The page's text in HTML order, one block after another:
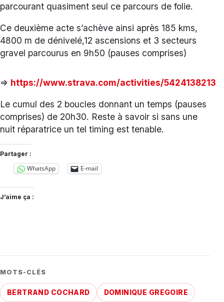
parcourant quasiment seul ce parcours de folie.
Ce deuxième acte s’achève ainsi après 185 kms,
4800 m de dénivelé,12 ascensions et 3 secteurs
gravel parcourus en 9h50 (pauses comprises)
=> https://www.strava.com/activities/5424138213
Le cumul des 2 boucles donnant un temps (pauses
comprises) de 20h30. Reste à savoir si sans une
nuit réparatrice un tel timing est tenable.
Partager :
WhatsApp E-mail
J’aime ça :
MOTS-CLÉS
BERTRAND COCHARD DOMINIQUE GREGOIRE